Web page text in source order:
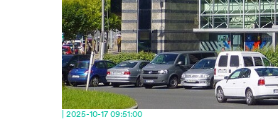
| 2025-10-17 09:51:00